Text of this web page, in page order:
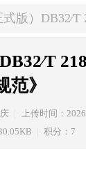
式版）
范》
上传时间：
积分：7